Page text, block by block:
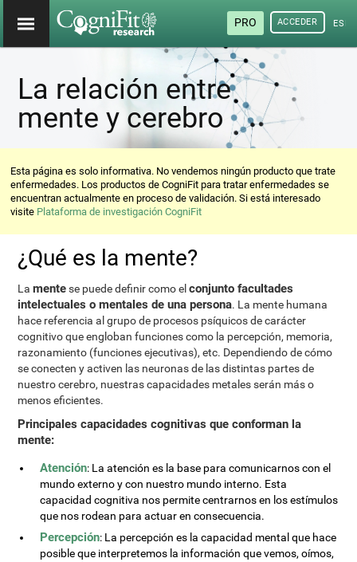
PRO ACCEDER
La relación entre
mente y cerebro
Esta página es solo informativa. No vendemos ningún producto que trate
enfermedades. Los productos de CogniFit para tratar enfermedades se
encuentran actualmente en proceso de validación. Si está interesado
visite Plataforma de investigación CogniFit
¿Qué es la mente?
Lamentese puede definir como elconjunto facultades
intelectuales o mentales de una persona. La mente humana
hace referencia al grupo de procesos psíquicos de carácter
cognitivo que engloban funciones como la percepción, memoria,
razonamiento (funciones ejecutivas), etc. Dependiendo de cómo
se conecten y activen las neuronas de las distintas partes de
nuestro cerebro, nuestras capacidades metales serán más o
menos eficientes.
Principales capacidades cognitivas que conforman la
mente:
Atención: La atención es la base para comunicarnos con el
mundo externo y con nuestro mundo interno. Esta
capacidad cognitiva nos permite centrarnos en los estímulos
que nos rodean para actuar en consecuencia.
Percepción: La percepción es la capacidad mental que hace
posible que interpretemos la información que vemos, oímos,